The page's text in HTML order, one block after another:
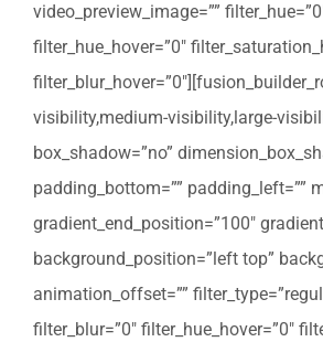
video_preview_image=””
filter_hue_hover=”0″
visibility,medium-visibility,large-
box_shadow=”no”
padding_bottom=”” padding_left=””
gradient_end_position=”100″
background_position=”left top”
animation_offset=””
filter_blur=”0″ filter_hue_hover=”0″